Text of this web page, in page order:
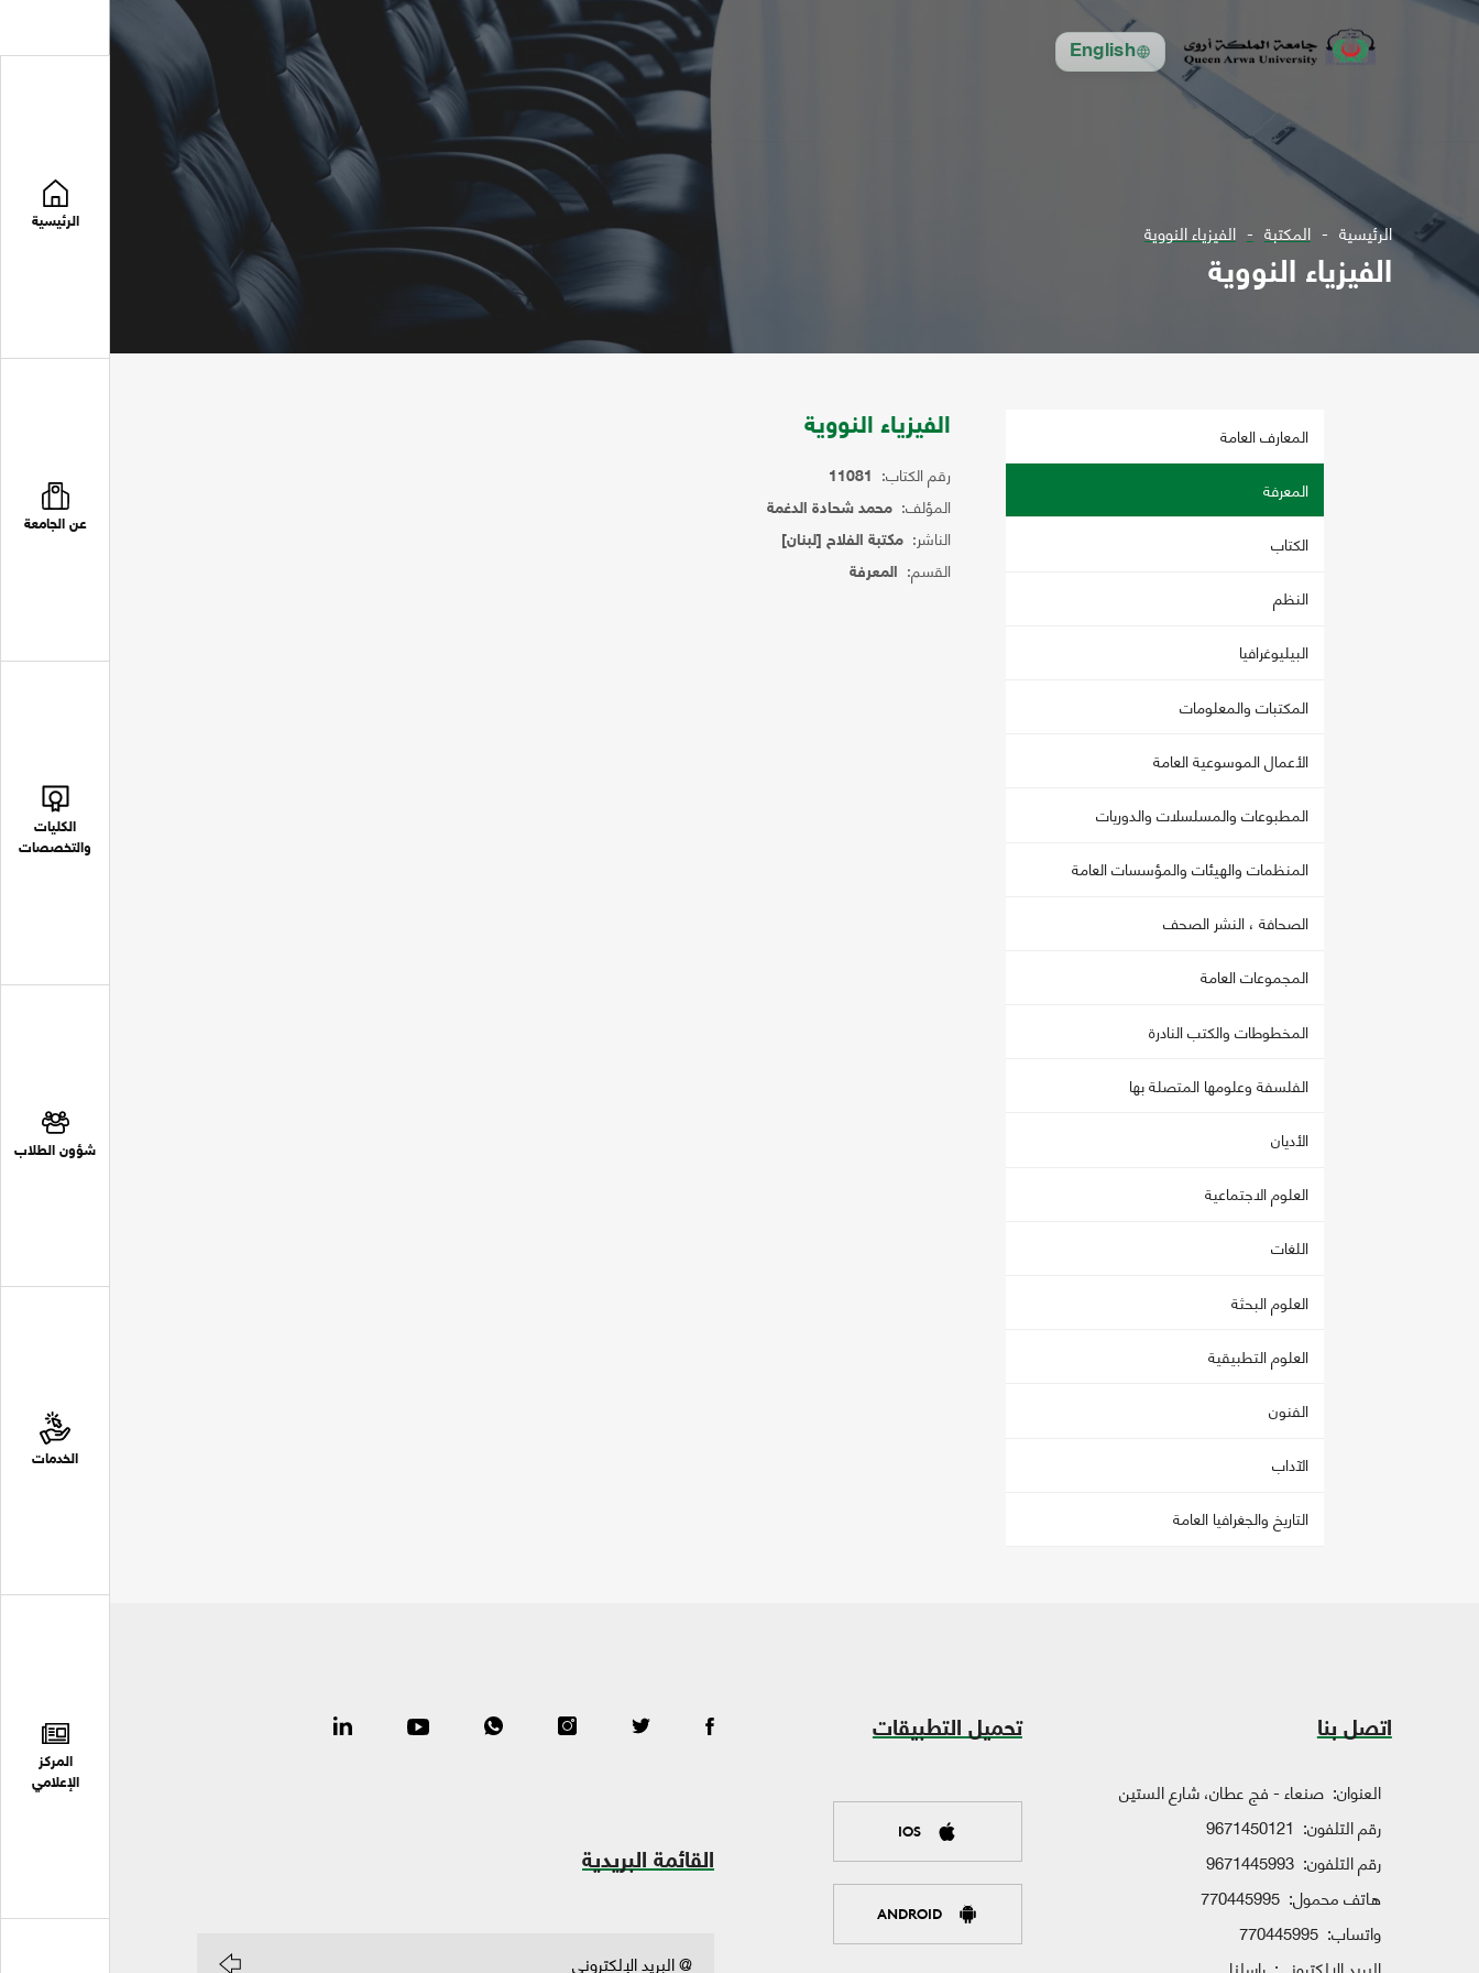
English
الرئيسية
عن الجامعة
الكليات
والتخصصات
شؤون الطلاب
الخدمات
المركز
الإعلامي
الرئيسية المكتبة الفيزياء النووية
الفيزياء النووية
المعارف العامة
المعرفة
الكتاب
النظم
البيليوغرافيا
المكتبات والمعلومات
الأعمال الموسوعية العامة
المطبوعات والمسلسلات والدوريات
المنظمات والهيئات والمؤسسات العامة
الصحافة ، النشر الصحف
المجموعات العامة
المخطوطات والكتب النادرة
الفلسفة وعلومها المتصلة بها
الأديان
العلوم الاجتماعية
اللغات
العلوم البحثة
العلوم التطبيقية
الفنون
الآداب
التاريخ والجغرافيا العامة
الفيزياء النووية
رقم الكتاب: 11081
المؤلف: محمد شحادة الدغمة
الناشر: مكتبة الفلاح [لبنان]
القسم: المعرفة
اتصل بنا
العنوان: صنعاء - فج عطان، شارع الستين
رقم التلفون: 9671450121
رقم التلفون: 9671445993
هاتف محمول: 770445995
واتساب: 770445995
تحميل التطبيقات
IOS
ANDROID
القائمة البريدية